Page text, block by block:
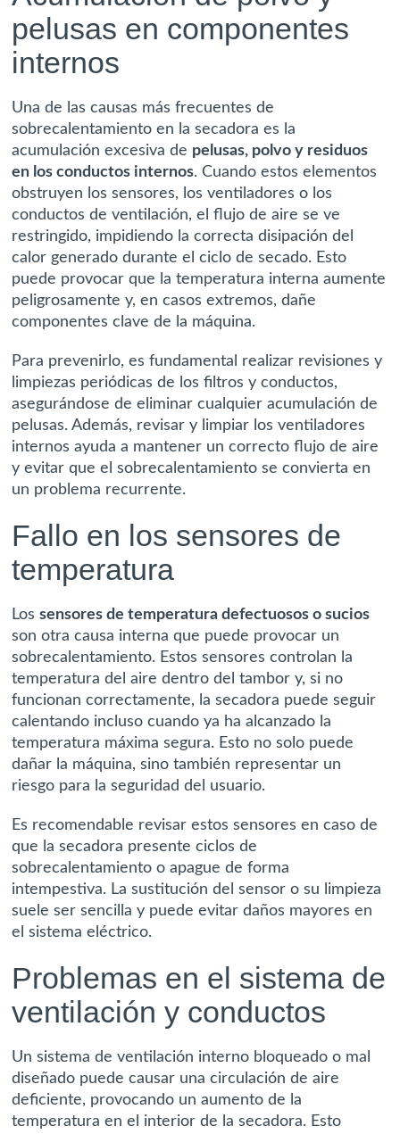
pelusas en componentes
internos
Una de las causas más frecuentes de
sobrecalentamiento en la secadora es la
acumulación excesiva de pelusas, polvo y residuos
en los conductos internos. Cuando estos elementos
obstruyen los sensores, los ventiladores o los
conductos de ventilación, el flujo de aire se ve
restringido, impidiendo la correcta disipación del
calor generado durante el ciclo de secado. Esto
puede provocar que la temperatura interna aumente
peligrosamente y, en casos extremos, dañe
componentes clave de la máquina.
Para prevenirlo, es fundamental realizar revisiones y
limpiezas periódicas de los filtros y conductos,
asegurándose de eliminar cualquier acumulación de
pelusas. Además, revisar y limpiar los ventiladores
internos ayuda a mantener un correcto flujo de aire
y evitar que el sobrecalentamiento se convierta en
un problema recurrente.
Fallo en los sensores de
temperatura
Lossensores de temperatura defectuosos o sucios
son otra causa interna que puede provocar un
sobrecalentamiento. Estos sensores controlan la
temperatura del aire dentro del tambor y, si no
funcionan correctamente, la secadora puede seguir
calentando incluso cuando ya ha alcanzado la
temperatura máxima segura. Esto no solo puede
dañar la máquina, sino también representar un
riesgo para la seguridad del usuario.
Es recomendable revisar estos sensores en caso de
que la secadora presente ciclos de
sobrecalentamiento o apague de forma
intempestiva. La sustitución del sensor o su limpieza
suele ser sencilla y puede evitar daños mayores en
el sistema eléctrico.
Problemas en el sistema de
ventilación y conductos
Un sistema de ventilación interno bloqueado o mal
diseñado puede causar una circulación de aire
deficiente, provocando un aumento de la
temperatura en el interior de la secadora. Esto